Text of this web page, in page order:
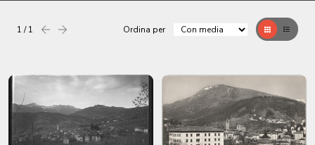
1 / 1 Precedentesuccessiva Ordina per GrigliaTable